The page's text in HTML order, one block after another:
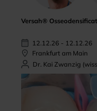
Versah®
12.12.26 - 12.12.26
Frankfurt am Main
Dr. Kai Zwanzig